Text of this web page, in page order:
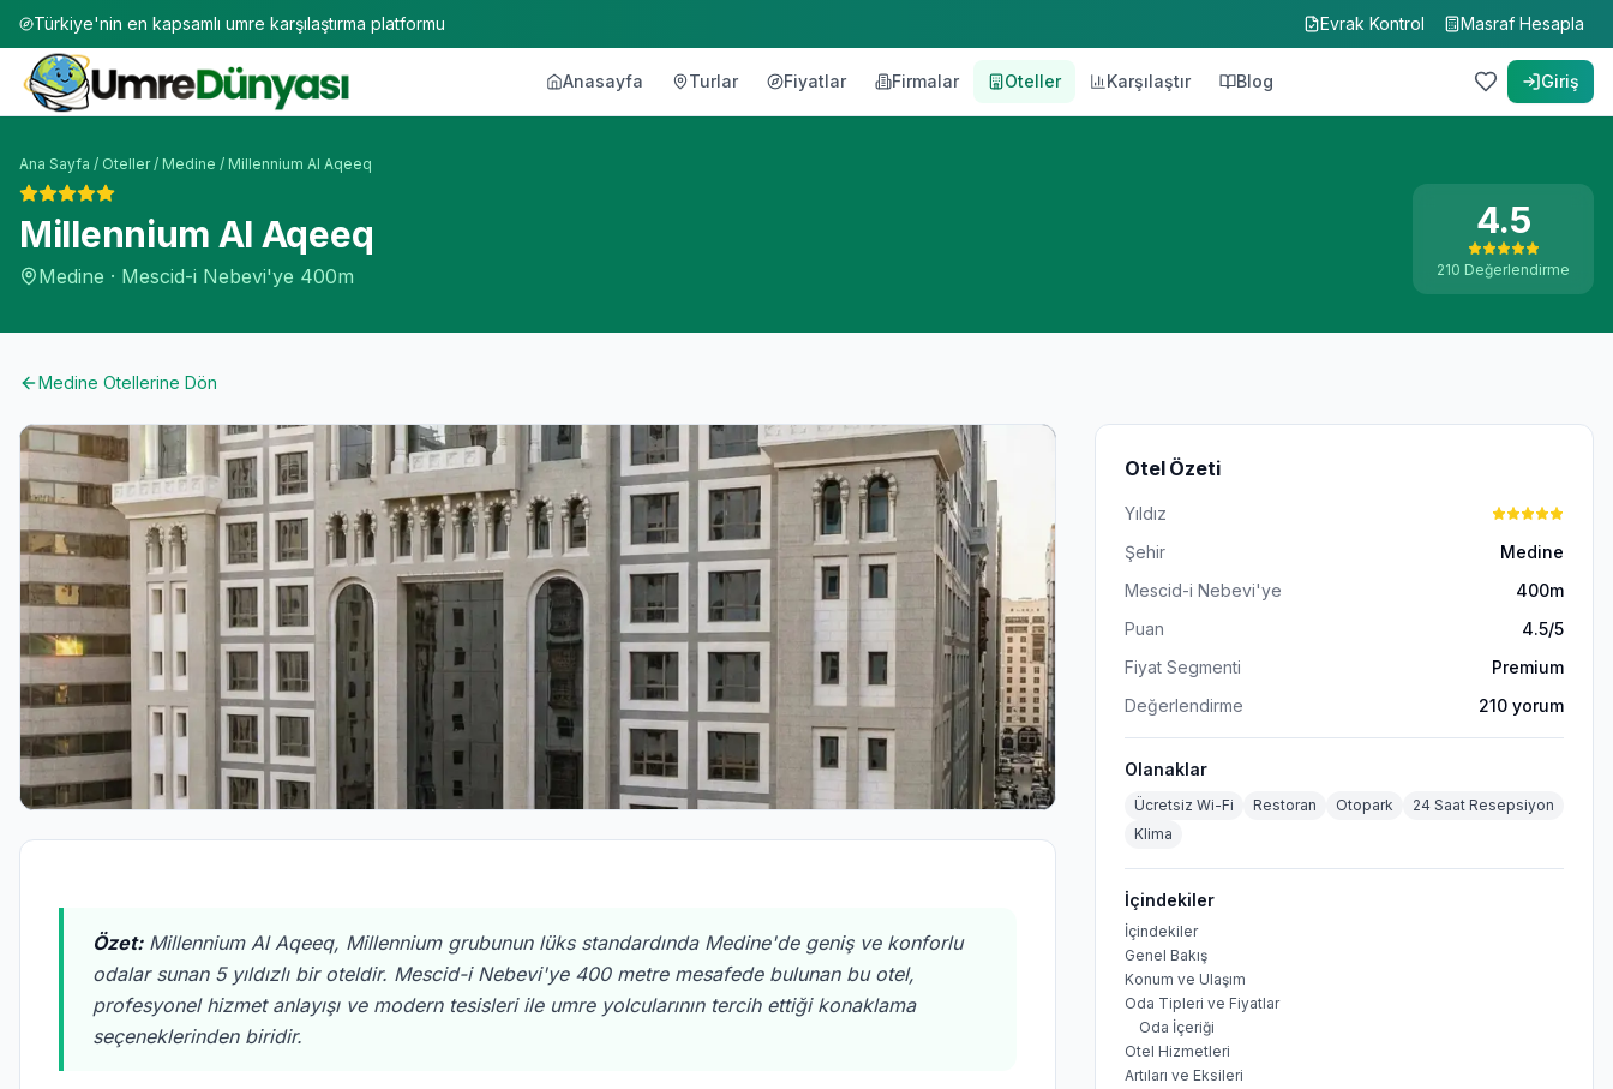
Türkiye'nin en kapsamlı umre karşılaştırma platformu Evrak Kontrol Masraf Hesapla
Anasayfa Turlar Fiyatlar Firmalar Oteller Karşılaştır Blog Giriş
Ana Sayfa / Oteller/ Medine / Millennium Al Aqeeq
Millennium Al Aqeeq
Medine · Mescid-i Nebevi'ye 400m
4.5
210 Değerlendirme
Medine Otellerine Dön
Özet:Millennium Al Aqeeq, Millennium grubunun lüks standardında Medine'de geniş ve konforlu
odalar sunan 5 yıldızlı bir oteldir. Mescid-i Nebevi'ye 400 metre mesafede bulunan bu otel,
profesyonel hizmet anlayışı ve modern tesisleri ile umre yolcularının tercih ettiği konaklama
seçeneklerinden biridir.
Otel Özeti
Yıldız
Şehir
Medine
Mescid-i Nebevi'ye
400m
Puan
4.5/5
Fiyat Segmenti
Premium
Değerlendirme
210 yorum
Olanaklar
Ücretsiz Wi-Fi Restoran Otopark
24 Saat Resepsiyon
Klima
İçindekiler
İçindekiler
Genel Bakış
Konum ve Ulaşım
Oda Tipleri ve Fiyatlar
Oda İçeriği
Otel Hizmetleri
Artıları ve Eksileri